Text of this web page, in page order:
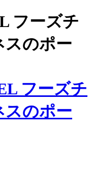
フーズチ
スのポー